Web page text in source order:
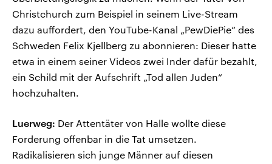
Christchurch zum Beispiel in seinem Live-Stream
dazu auffordert, den YouTube-Kanal „PewDiePie“ des
Schweden Felix Kjellberg zu abonnieren: Dieser hatte
etwa in einem seiner Videos zwei Inder dafür bezahlt,
ein Schild mit der Aufschrift „Tod allen Juden“
hochzuhalten.
Luerweg: Der Attentäter von Halle wollte diese
Forderung offenbar in die Tat umsetzen.
Radikalisieren sich junge Männer auf diesen